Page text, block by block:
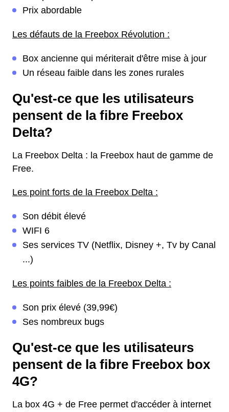
Prix abordable
Les défauts de la Freebox Révolution :
Box ancienne qui mériterait d'être mise à jour
Un réseau faible dans les zones rurales
Qu'est-ce que les utilisateurs
pensent de la fibre Freebox
Delta?
La Freebox Delta : la Freebox haut de gamme de
Free.
Les point forts de la Freebox Delta :
Son débit élevé
WIFI 6
Ses services TV (Netflix, Disney +, Tv by Canal
...)
Les points faibles de la Freebox Delta :
Son prix élevé (39,99€)
Ses nombreux bugs
Qu'est-ce que les utilisateurs
pensent de la fibre Freebox box
4G?
La box 4G + de Free permet d'accéder à internet